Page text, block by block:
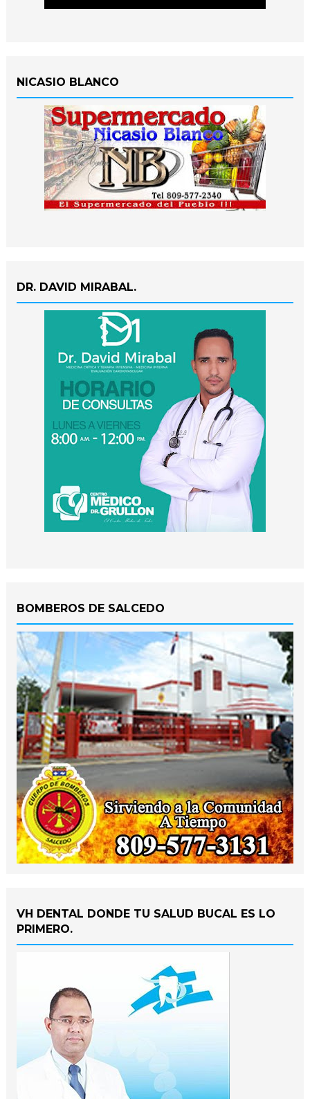
NICASIO BLANCO
DR. DAVID MIRABAL.
BOMBEROS DE SALCEDO
VH DENTAL DONDE TU SALUD BUCAL ES LO
PRIMERO.